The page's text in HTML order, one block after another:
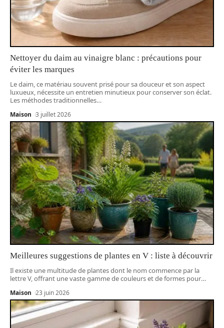
Nettoyer du daim au vinaigre blanc : précautions pour
éviter les marques
Le daim, ce matériau souvent prisé pour sa douceur et son aspect
luxueux, nécessite un entretien minutieux pour conserver son éclat.
Les méthodes traditionnelles…
Maison 3 juillet 2026
Meilleures suggestions de plantes en V : liste à découvrir
Il existe une multitude de plantes dont le nom commence par la
lettre V, offrant une vaste gamme de couleurs et de formes pour…
Maison 23 juin 2026